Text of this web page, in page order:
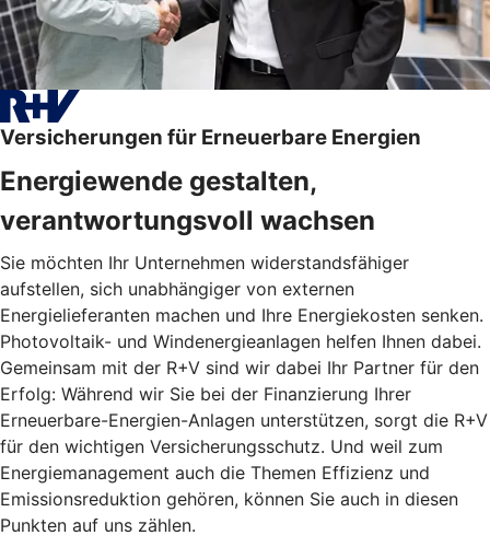
Versicherungen für Erneuerbare Energien
Energiewende gestalten,
verantwortungsvoll wachsen
Sie möchten Ihr Unternehmen widerstandsfähiger
aufstellen, sich unabhängiger von externen
Energielieferanten machen und Ihre Energiekosten senken.
Photovoltaik- und Windenergieanlagen helfen Ihnen dabei.
Gemeinsam mit der R+V sind wir dabei Ihr Partner für den
Erfolg: Während wir Sie bei der Finanzierung Ihrer
Erneuerbare-Energien-Anlagen unterstützen, sorgt die R+V
für den wichtigen Versicherungsschutz. Und weil zum
Energiemanagement auch die Themen Effizienz und
Emissionsreduktion gehören, können Sie auch in diesen
Punkten auf uns zählen.